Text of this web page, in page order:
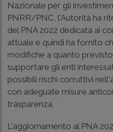
Nazionale per gli
PNRR/PNC, l'Autorità ha
del PNA 2022 dedicata ai
attuale e quindi ha fornito
modifiche a quanto
supportare gli enti
possibili rischi corruttivi
con adeguate misure
trasparenza.
L'aggiornamento al PNA